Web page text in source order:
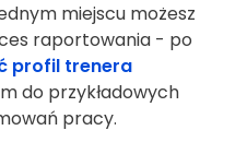
miejscu możesz
raportowania - po
profil trenera
do przykładowych
pracy.